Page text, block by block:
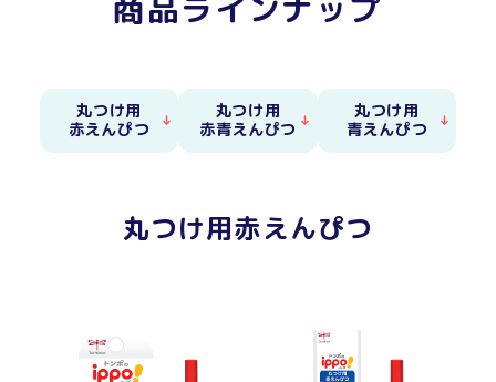
丸つけ用
赤えんぴつ
丸つけ用
赤青えんぴつ
丸つけ用
青えんぴつ
丸つけ用赤えんぴつ